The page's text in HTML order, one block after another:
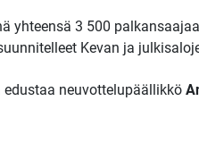
yhteensä 3 500
Kevan ja
neuvottelupäällikkö